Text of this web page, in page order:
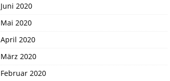
Juni 2020
Mai 2020
April 2020
März 2020
Februar 2020